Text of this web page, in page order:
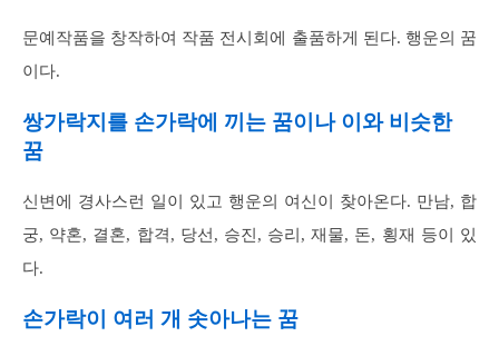
문예작품을 창작하여 작품 전시회에 출품하게 된다. 행운의 꿈
이다.
쌍가락지를 손가락에 끼는 꿈이나 이와 비슷한
꿈
신변에 경사스런 일이 있고 행운의 여신이 찾아온다. 만남, 합
궁, 약혼, 결혼, 합격, 당선, 승진, 승리, 재물, 돈, 횡재 등이 있
다.
손가락이 여러 개 솟아나는 꿈